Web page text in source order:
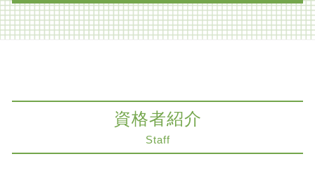
相続 兄弟 不公平
限定承認 弁護士
家族信託 弁護士
限定承認 あとから
相続税対策 弁護士
医療過誤 延命
コーポレートガバナンス 問題点
ツイッター 削除請求 弁護士
医療過誤 時効 債務不履行
医療過誤 不法行為 債務不履行
医療過誤 死亡
不動産トラブル 神戸市 弁護士
不動産トラブル 京都市 弁護士
労働問題 大阪市
限定承認 大阪市 弁護士
紛争解決 大阪市 弁護士
資格者紹介
Staff